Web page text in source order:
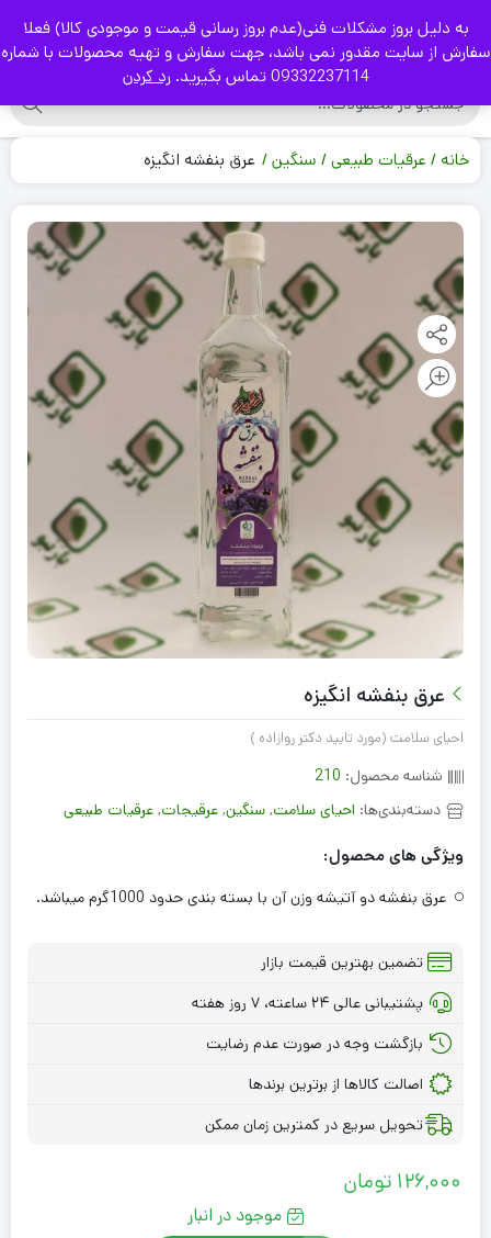
به دلیل بروز مشکلات فنی(عدم بروز رسانی قیمت و موجودی کالا) فعلا
سفارش از سایت مقدور نمی باشد، جهت سفارش و تهیه محصولات با شماره
09332237114 تماس بگیرید.
رد کردن
|
خانه عرقیات طبیعی سنگین عرق بنفشه انگیزه
عرق بنفشه انگیزه
احیای سلامت (مورد تایید دکتر روازاده )
شناسه محصول: 210
دسته‌بندی‌ها: احیای سلامت, سنگین, عرقيجات, عرقیات طبیعی
ویژگی های محصول:
عرق بنفشه دو آتیشه وزن آن با بسته بندی حدود 1000گرم میباشد.
تضمین بهترین قیمت بازار
پشتیبانی عالی ۲۴ ساعته، ۷ روز هفته
بازگشت وجه در صورت عدم رضایت
اصالت کالاها از برترین برندها
تحویل سریع در کمترین زمان ممکن
126,000 تومان
موجود در انبار